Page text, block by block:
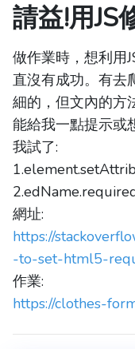
請益!用JS
做作業時，想利用
直沒有成功。有去
細的，但文內的方
能給我一點提示或
我試了:
網址:
https://
-to-set-html5-
作業:
https://clothes-